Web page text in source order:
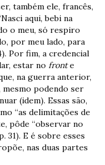
também ele, francês,
aqui, bebi na
o meu, só respiro
por meu lado, para
Por fim, a credencial
estar no fronte
na guerra anterior,
mesmo podendo ser
(idem). Essas são,
“as delimitações de
pôde “observar no
31). E é sobre esses
nas duas partes